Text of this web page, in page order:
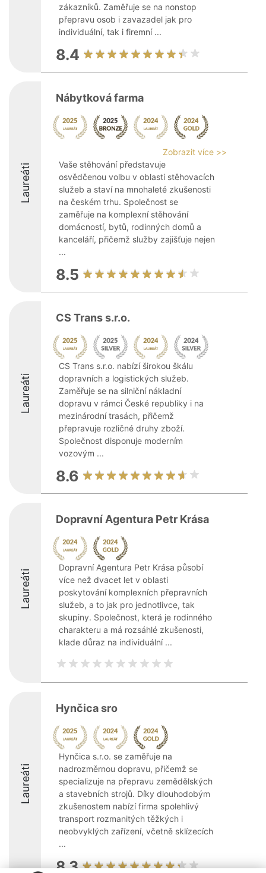
zákazníků. Zaměřuje se na nonstop
přepravu osob i zavazadel jak pro
individuální, tak i firemní ...
8.4
Laureáti
Nábytková farma
Zobrazit více >>
Vaše stěhování představuje
osvědčenou volbu v oblasti stěhovacích
služeb a staví na mnohaleté zkušenosti
na českém trhu. Společnost se
zaměřuje na komplexní stěhování
domácností, bytů, rodinných domů a
kanceláří, přičemž služby zajišťuje nejen
...
8.5
Laureáti
CS Trans s.r.o.
CS Trans s.r.o. nabízí širokou škálu
dopravních a logistických služeb.
Zaměřuje se na silniční nákladní
dopravu v rámci České republiky i na
mezinárodní trasách, přičemž
přepravuje rozličné druhy zboží.
Společnost disponuje moderním
vozovým ...
8.6
Laureáti
Dopravní Agentura Petr Krása
Dopravní Agentura Petr Krása působí
více než dvacet let v oblasti
poskytování komplexních přepravních
služeb, a to jak pro jednotlivce, tak
skupiny. Společnost, která je rodinného
charakteru a má rozsáhlé zkušenosti,
klade důraz na individuální ...
Laureáti
Hynčica sro
Hynčica s.r.o. se zaměřuje na
nadrozměrnou dopravu, přičemž se
specializuje na přepravu zemědělských
a stavebních strojů. Díky dlouhodobým
zkušenostem nabízí firma spolehlivý
transport rozmanitých těžkých i
neobvyklých zařízení, včetně sklízecích
...
8.3